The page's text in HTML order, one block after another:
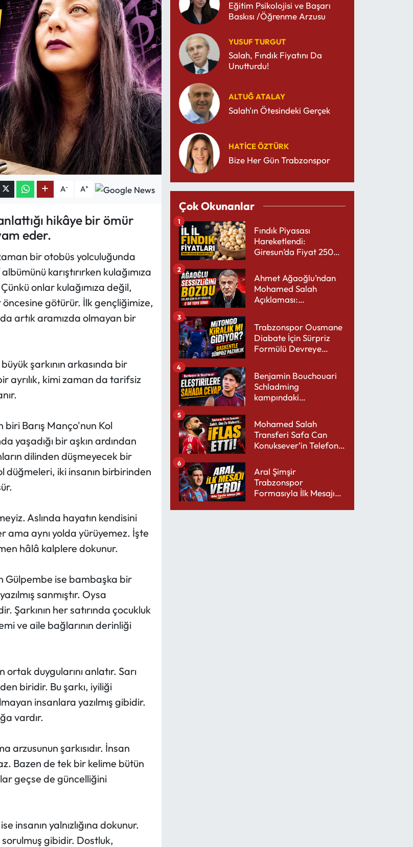
A- A+
hikâye bir ömür
eder.
bir otobüs yolculuğunda
karıştırırken kulağımıza
onlar kulağımıza değil,
öncesine götürür. İlk gençliğimize,
artık aramızda olmayan bir
şarkının arkasında bir
ayrılık, kimi zaman da tarifsiz
Barış Manço'nun Kol
yaşadığı bir aşkın ardından
dilinden düşmeyecek bir
düğmeleri, iki insanın birbirinden
Aslında hayatın kendisini
ama aynı yolda yürüyemez. İşte
hâlâ kalplere dokunur.
Gülpembe ise bambaşka bir
sanmıştır. Oysa
Şarkının her satırında çocukluk
ve aile bağlarının derinliği
duygularını anlatır. Sarı
biridir. Bu şarkı, iyiliği
insanlara yazılmış gibidir.
vardır.
arzusunun şarkısıdır. İnsan
Bazen de tek bir kelime bütün
geçse de güncelliğini
insanın yalnızlığına dokunur.
gibidir. Dostluk,
Eğitim Psikolojisi ve Başarı
Baskısı /Öğrenme Arzusu
YUSUF TURGUT
Salah, Fındık Fiyatını Da
Unutturdu!
ALTUĞ ATALAY
Salah'ın Ötesindeki Gerçek
HATICE ÖZTÜRK
Bize Her Gün Trabzonspor
Çok Okunanlar
Fındık Piyasası
Hareketlendi:
Giresun’da Fiyat 250
1
Ahmet Ağaoğlu’ndan
Mohamed Salah
Açıklaması:
2
Trabzonspor Ousmane
Diabate İçin Sürpriz
Formülü Devreye
3
Benjamin Bouchouari
Schladming
kampındaki
4
Mohamed Salah
Transferi Safa Can
Konuksever’in Telefon
5
Aral Şimşir
Trabzonspor
Formasıyla İlk Mesajını
6